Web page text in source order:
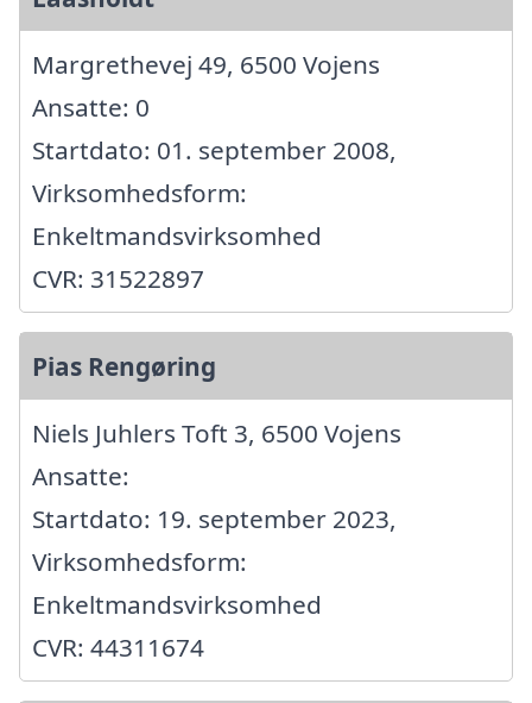
Margrethevej 49, 6500 Vojens
Ansatte: 0
Startdato: 01. september 2008,
Virksomhedsform:
Enkeltmandsvirksomhed
CVR: 31522897
Pias Rengøring
Niels Juhlers Toft 3, 6500 Vojens
Ansatte:
Startdato: 19. september 2023,
Virksomhedsform:
Enkeltmandsvirksomhed
CVR: 44311674